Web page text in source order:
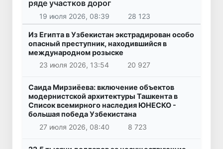
ряде участков дорог
19 июля 2026, 08:39 28 123
Из Египта в Узбекистан экстрадирован особо
опасный преступник, находившийся в
международном розыске
23 июля 2026, 13:54
20 927
Саида Мирзиёева: включение объектов
модернистской архитектуры Ташкента в
Список всемирного наследия ЮНЕСКО -
большая победа Узбекистана
27 июля 2026, 08:40
8 723